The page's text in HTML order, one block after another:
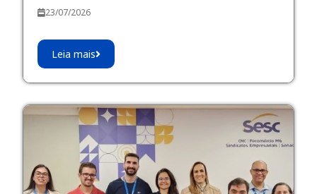
23/07/2026
Leia mais